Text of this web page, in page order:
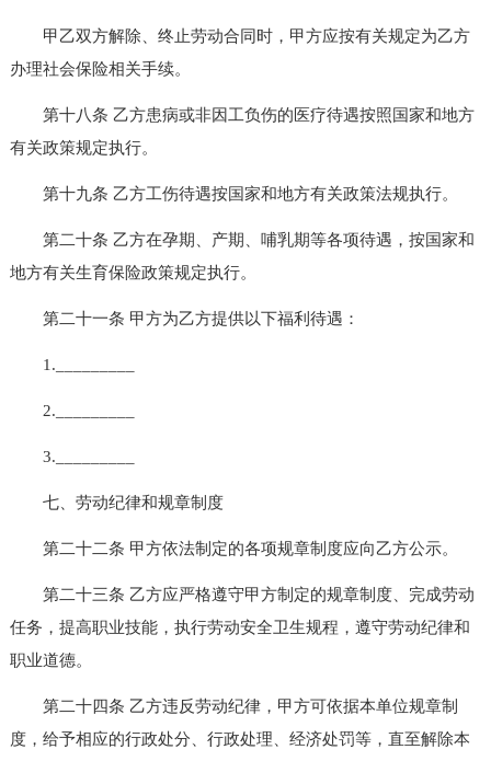
甲乙双方解除、终止劳动合同时，甲方应按有关规定为乙方
办理社会保险相关手续。
第十八条 乙方患病或非因工负伤的医疗待遇按照国家和地方
有关政策规定执行。
第十九条 乙方工伤待遇按国家和地方有关政策法规执行。
第二十条 乙方在孕期、产期、哺乳期等各项待遇，按国家和
地方有关生育保险政策规定执行。
第二十一条 甲方为乙方提供以下福利待遇：
1._________
2._________
3._________
七、劳动纪律和规章制度
第二十二条 甲方依法制定的各项规章制度应向乙方公示。
第二十三条 乙方应严格遵守甲方制定的规章制度、完成劳动
任务，提高职业技能，执行劳动安全卫生规程，遵守劳动纪律和
职业道德。
第二十四条 乙方违反劳动纪律，甲方可依据本单位规章制
度，给予相应的行政处分、行政处理、经济处罚等，直至解除本